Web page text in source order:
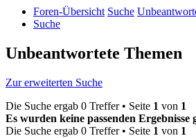
Foren-Übersicht Suche
Suche
Unbeantwortete Themen
Zur erweiterten Suche
Die Suche ergab 0 Treffer • Seite 1 von 1
Es wurden keine passenden Ergebnisse
Die Suche ergab 0 Treffer • Seite 1 von 1